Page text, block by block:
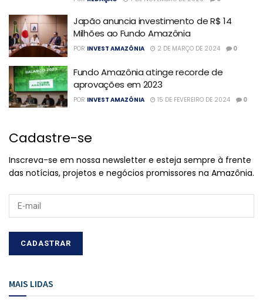
Japão anuncia investimento de R$ 14
Milhões ao Fundo Amazônia
POR INVEST AMAZÔNIA 2 DE MARÇO DE 2024 0
Fundo Amazônia atinge recorde de
aprovações em 2023
POR INVEST AMAZÔNIA 15 DE FEVEREIRO DE 2024 0
Cadastre-se
Inscreva-se em nossa newsletter e esteja sempre à frente
das notícias, projetos e negócios promissores na Amazônia.
MAIS LIDAS